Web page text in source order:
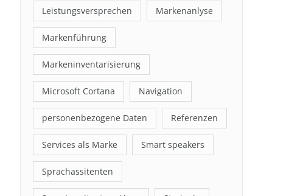
Leistungsversprechen Markenanlyse
Markenführung
Markeninventarisierung
Microsoft Cortana Navigation
personenbezogene Daten Referenzen
Services als Marke Smart speakers
Sprachassitenten